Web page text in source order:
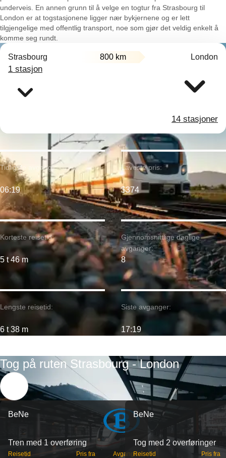
underveis. En annen grunn til å velge en togtur fra Strasbourg til
London er at togstasjonene ligger nær bykjernene og er lett
tilgjengelige med offentlig transport, noe som gjør det veldig enkelt å
komme seg rundt.
Strasbourg 800 km London
1 stasjon
14 stasjoner
Korteste reisetid:
5 t 46 m
Tidligste avgang:
06:19
Lengste reisetid:
6 t 38 m
Laveste pris:
$374
Gjennomsnittlige daglige
avganger:
8
Siste avganger:
17:19
Tog på ruten Strasbourg - London
BeNe
Tren med 1 overføring
Reisetid Pris fra Avganger
BeNe
Tog med 2 overføringer
Reisetid Pris fra